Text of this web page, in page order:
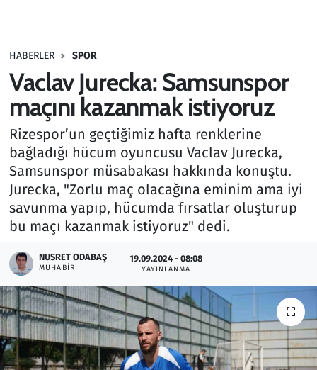
HABERLER SPOR
Vaclav Jurecka: Samsunspor
maçını kazanmak istiyoruz
Rizespor’un geçtiğimiz hafta renklerine
bağladığı hücum oyuncusu Vaclav Jurecka,
Samsunspor müsabakası hakkında konuştu.
Jurecka, "Zorlu maç olacağına eminim ama iyi
savunma yapıp, hücumda fırsatlar oluşturup
bu maçı kazanmak istiyoruz" dedi.
NUSRET ODABAŞ
MUHABIR
19.09.2024 - 08:08
YAYINLANMA
Haber
Kültür Sanat
Kurumsal Haberler
Lezzet Durağı
Memur ve Kamu
Ramazan
Resmi İlanlar